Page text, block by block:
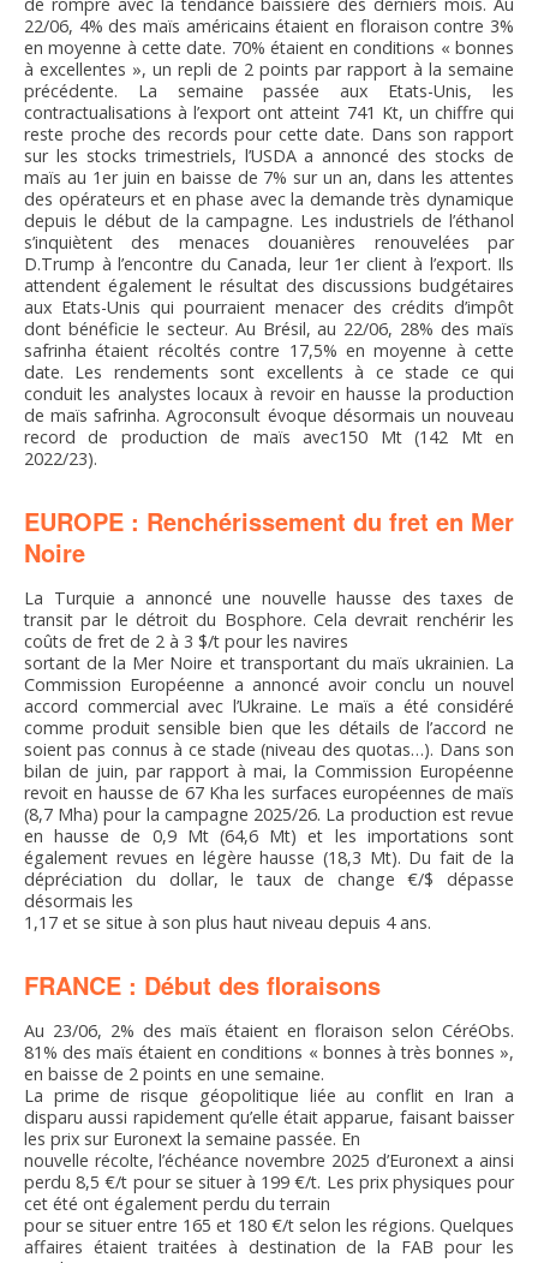
22/06, 4% des maïs américains étaient en floraison contre 3%
en moyenne à cette date. 70% étaient en conditions « bonnes
à excellentes », un repli de 2 points par rapport à la semaine
précédente. La semaine passée aux Etats-Unis, les
contractualisations à l’export ont atteint 741 Kt, un chiffre qui
reste proche des records pour cette date. Dans son rapport
sur les stocks trimestriels, l’USDA a annoncé des stocks de
maïs au 1er juin en baisse de 7% sur un an, dans les attentes
des opérateurs et en phase avec la demande très dynamique
depuis le début de la campagne. Les industriels de l’éthanol
s’inquiètent des menaces douanières renouvelées par
D.Trump à l’encontre du Canada, leur 1er client à l’export. Ils
attendent également le résultat des discussions budgétaires
aux Etats-Unis qui pourraient menacer des crédits d’impôt
dont bénéficie le secteur. Au Brésil, au 22/06, 28% des maïs
safrinha étaient récoltés contre 17,5% en moyenne à cette
date. Les rendements sont excellents à ce stade ce qui
conduit les analystes locaux à revoir en hausse la production
de maïs safrinha. Agroconsult évoque désormais un nouveau
record de production de maïs avec150 Mt (142 Mt en
2022/23).
EUROPE : Renchérissement du fret en Mer
Noire
La Turquie a annoncé une nouvelle hausse des taxes de
transit par le détroit du Bosphore. Cela devrait renchérir les
coûts de fret de 2 à 3 $/t pour les navires
sortant de la Mer Noire et transportant du maïs ukrainien. La
Commission Européenne a annoncé avoir conclu un nouvel
accord commercial avec l’Ukraine. Le maïs a été considéré
comme produit sensible bien que les détails de l’accord ne
soient pas connus à ce stade (niveau des quotas…). Dans son
bilan de juin, par rapport à mai, la Commission Européenne
revoit en hausse de 67 Kha les surfaces européennes de maïs
(8,7 Mha) pour la campagne 2025/26. La production est revue
en hausse de 0,9 Mt (64,6 Mt) et les importations sont
également revues en légère hausse (18,3 Mt). Du fait de la
dépréciation du dollar, le taux de change €/$ dépasse
désormais les
1,17 et se situe à son plus haut niveau depuis 4 ans.
FRANCE : Début des floraisons
Au 23/06, 2% des maïs étaient en floraison selon CéréObs.
81% des maïs étaient en conditions « bonnes à très bonnes »,
en baisse de 2 points en une semaine.
La prime de risque géopolitique liée au conflit en Iran a
disparu aussi rapidement qu’elle était apparue, faisant baisser
les prix sur Euronext la semaine passée. En
nouvelle récolte, l’échéance novembre 2025 d’Euronext a ainsi
perdu 8,5 €/t pour se situer à 199 €/t. Les prix physiques pour
cet été ont également perdu du terrain
pour se situer entre 165 et 180 €/t selon les régions. Quelques
affaires étaient traitées à destination de la FAB pour les